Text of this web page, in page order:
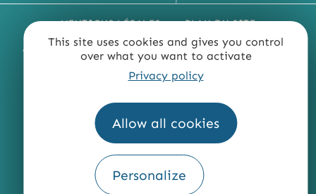
This site uses cookies and gives you control
over what you want to activate
Privacy policy
Allow all cookies
Personalize
MENTIONS LÉGALES PLAN DU SITE
ACCESSIBILITÉ : NON CONFORME PRESSE PRO
QUI SOMMES-NOUS ?
Fourni par
Traduction